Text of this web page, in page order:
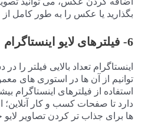
بگذارید یا عکس را به طور کامل از
6- فیلترهای لایو اینستاگرام
اینستاگرام تعداد بالایی فیلتر
توانیم از آن ها در استوری های
استفاده از فیلترهای اینستاگرام
دارد تا صفحات کسب و کار آنلاین؛
ها برای جذاب تر کردن تصاویر لایو